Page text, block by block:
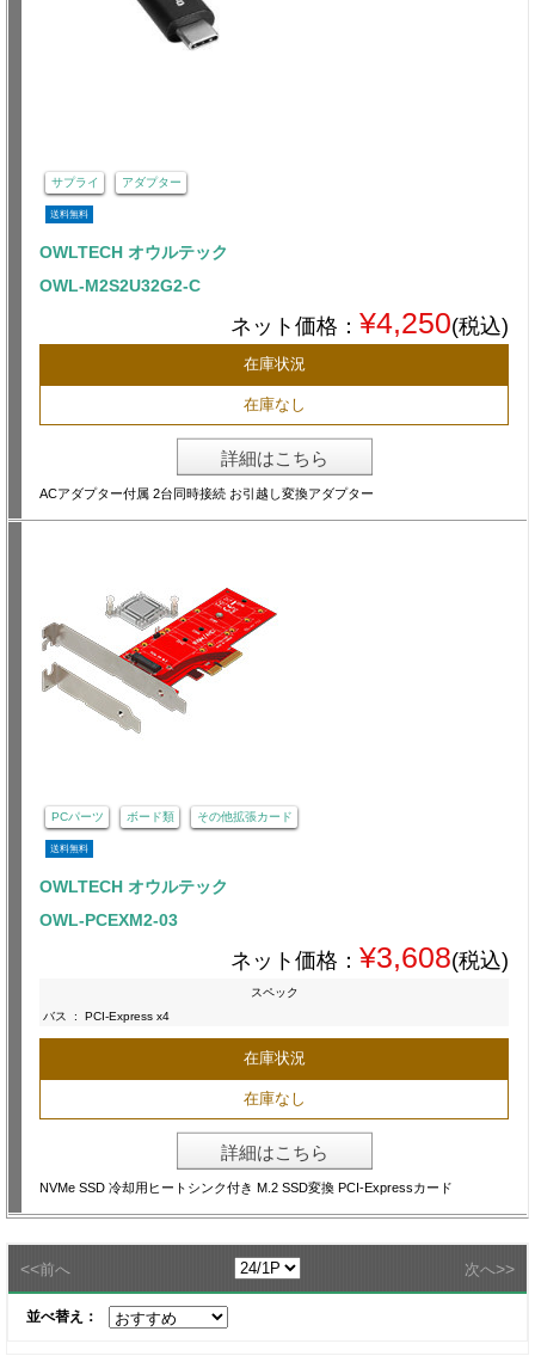
サプライ アダプター
送料無料
OWLTECH オウルテック
OWL-M2S2U32G2-C
ネット価格： ¥4,250(税込)
在庫状況
在庫なし
詳細はこちら
ACアダプター付属 2台同時接続 お引越し変換アダプター
PCパーツ ボード類 その他拡張カード
送料無料
OWLTECH オウルテック
OWL-PCEXM2-03
ネット価格： ¥3,608(税込)
スペック
バス
: PCI-Express x4
在庫状況
在庫なし
詳細はこちら
NVMe SSD 冷却用ヒートシンク付き M.2 SSD変換 PCI-Expressカード
<<前へ 次へ>>
並べ替え：